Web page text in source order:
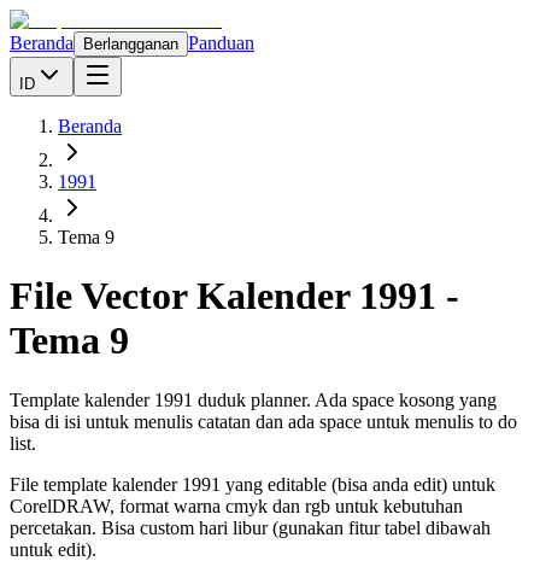
Beranda Berlangganan Panduan
ID
Beranda
1991
Tema 9
File Vector Kalender 1991 -
Tema 9
Template kalender 1991 duduk planner. Ada space kosong yang
bisa di isi untuk menulis catatan dan ada space untuk menulis to do
list.
File template kalender 1991 yang editable (bisa anda edit) untuk
CorelDRAW, format warna cmyk dan rgb untuk kebutuhan
percetakan. Bisa custom hari libur (gunakan fitur tabel dibawah
untuk edit).